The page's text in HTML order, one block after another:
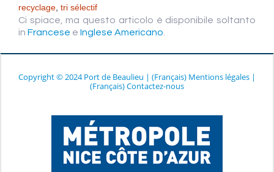
recyclage tri sélectif
Ci spiace, ma questo articolo è disponibile soltanto
in Francese e Inglese Americano
Copyright © 2024 Port de Beaulieu | (Français) Mentions légales |
(Français) Contactez-nous